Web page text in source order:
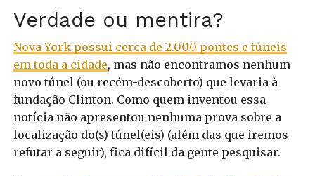
Verdade ou mentira?
Nova York possui cerca de 2.000 pontes e túneis
em toda a cidade, mas não encontramos nenhum
novo túnel (ou recém-descoberto) que levaria à
fundação Clinton. Como quem inventou essa
notícia não apresentou nenhuma prova sobre a
localização do(s) túnel(eis) (além das que iremos
refutar a seguir), fica difícil da gente pesquisar.